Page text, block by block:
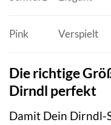
Pink Verspielt
Die richtige
Dirndl perfekt
Damit Dein Dirndl-